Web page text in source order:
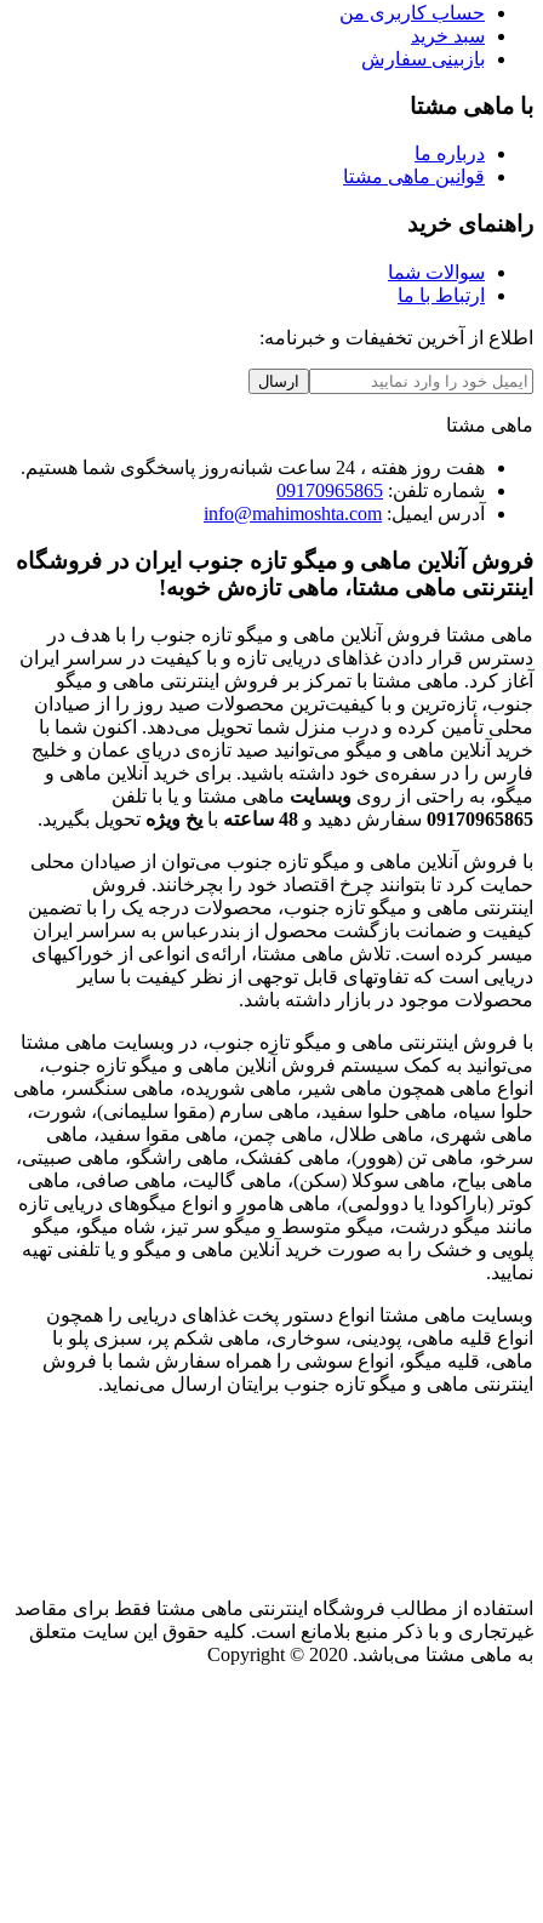
حساب کاربری من
سبد خرید
بازبینی سفارش
با ماهی مشتا
درباره ما
قوانین ماهی مشتا
راهنمای خرید
سوالات شما
ارتباط با ما
اطلاع از آخرین تخفیفات و خبرنامه:
ارسال
ماهی مشتا
هفت روز هفته ، 24 ساعت شبانه‌روز پاسخگوی شما هستیم.
شماره تلفن: 09170965865
آدرس ایمیل: info@mahimoshta.com
فروش آنلاین ماهی و میگو تازه جنوب ایران در فروشگاه
اینترنتی ماهی مشتا، ماهی تازه‌ش خوبه!
ماهی مشتا فروش آنلاین ماهی و میگو تازه جنوب را با هدف در
دسترس قرار دادن غذاهای دریایی تازه و با کیفیت در سراسر ایران
آغاز کرد. ماهی مشتا با تمرکز بر فروش اینترنتی ماهی و میگو
جنوب، تازه‌ترین و با کیفیت‌ترین محصولات صید روز را از صیادان
محلی تأمین کرده و درب منزل شما تحویل می‌دهد. اکنون شما با
خرید آنلاین ماهی و میگو می‌توانید صید تازه‌ی دریای عمان و خلیج
فارس را در سفره‌ی خود داشته باشید. برای خرید آنلاین ماهی و
میگو، به راحتی از روی وبسایت ماهی مشتا و یا با تلفن
09170965865 سفارش دهید و 48 ساعته با یخ ویژه تحویل بگیرید.
با فروش آنلاین ماهی و میگو تازه جنوب می‌توان از صیادان محلی
حمایت کرد تا بتوانند چرخ اقتصاد خود را بچرخانند. فروش
اینترنتی ماهی و میگو تازه جنوب، محصولات درجه یک را با تضمین
کیفیت و ضمانت بازگشت محصول از بندرعباس به سراسر ایران
میسر کرده است. تلاش ماهی مشتا، ارائه‌ی انواعی از خوراکیهای
دریایی است که تفاوتهای قابل توجهی از نظر کیفیت با سایر
محصولات موجود در بازار داشته باشد.
با فروش اینترنتی ماهی و میگو تازه جنوب، در وبسایت ماهی مشتا
می‌توانید به کمک سیستم فروش آنلاین ماهی و میگو تازه جنوب،
انواع ماهی همچون ماهی شیر، ماهی شوریده، ماهی سنگسر، ماهی
حلوا سیاه، ماهی حلوا سفید، ماهی سارم (مقوا سلیمانی)، شورت،
ماهی شهری، ماهی طلال، ماهی چمن، ماهی مقوا سفید، ماهی
سرخو، ماهی تن (هوور)، ماهی کفشک، ماهی راشگو، ماهی صبیتی،
ماهی بیاح، ماهی سوکلا (سکن)، ماهی گالیت، ماهی صافی، ماهی
کوتر (باراکودا یا دوولمی)، ماهی هامور و انواع میگوهای دریایی تازه
مانند میگو درشت، میگو متوسط و میگو سر تیز، شاه میگو، میگو
پلویی و خشک را به صورت خرید آنلاین ماهی و میگو و یا تلفنی تهیه
نمایید.
وبسایت ماهی مشتا انواع دستور پخت غذاهای دریایی را همچون
انواع قلیه ماهی، پودینی، سوخاری، ماهی شکم پر، سبزی پلو با
ماهی، قلیه میگو، انواع سوشی را همراه سفارش شما با فروش
اینترنتی ماهی و میگو تازه جنوب برایتان ارسال می‌نماید.
استفاده از مطالب فروشگاه اینترنتی ماهی مشتا فقط برای مقاصد
غیرتجاری و با ذکر منبع بلامانع است. کلیه حقوق این سایت متعلق
به ماهی مشتا می‌باشد. Copyright © 2020